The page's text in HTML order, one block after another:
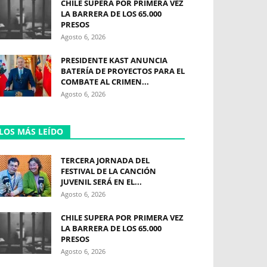
CHILE SUPERA POR PRIMERA VEZ
LA BARRERA DE LOS 65.000
PRESOS
Agosto 6, 2026
PRESIDENTE KAST ANUNCIA
BATERÍA DE PROYECTOS PARA EL
COMBATE AL CRIMEN...
Agosto 6, 2026
MÁS LEÍDO
TERCERA JORNADA DEL
FESTIVAL DE LA CANCIÓN
JUVENIL SERÁ EN EL...
Agosto 6, 2026
CHILE SUPERA POR PRIMERA VEZ
LA BARRERA DE LOS 65.000
PRESOS
Agosto 6, 2026